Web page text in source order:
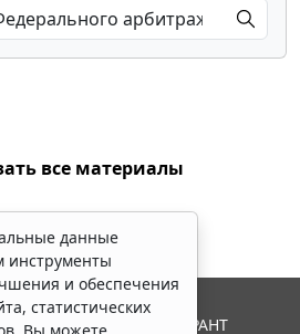
все материалы
данные
инструменты
и обеспечения
статистических
2026. Система ГАРАНТ